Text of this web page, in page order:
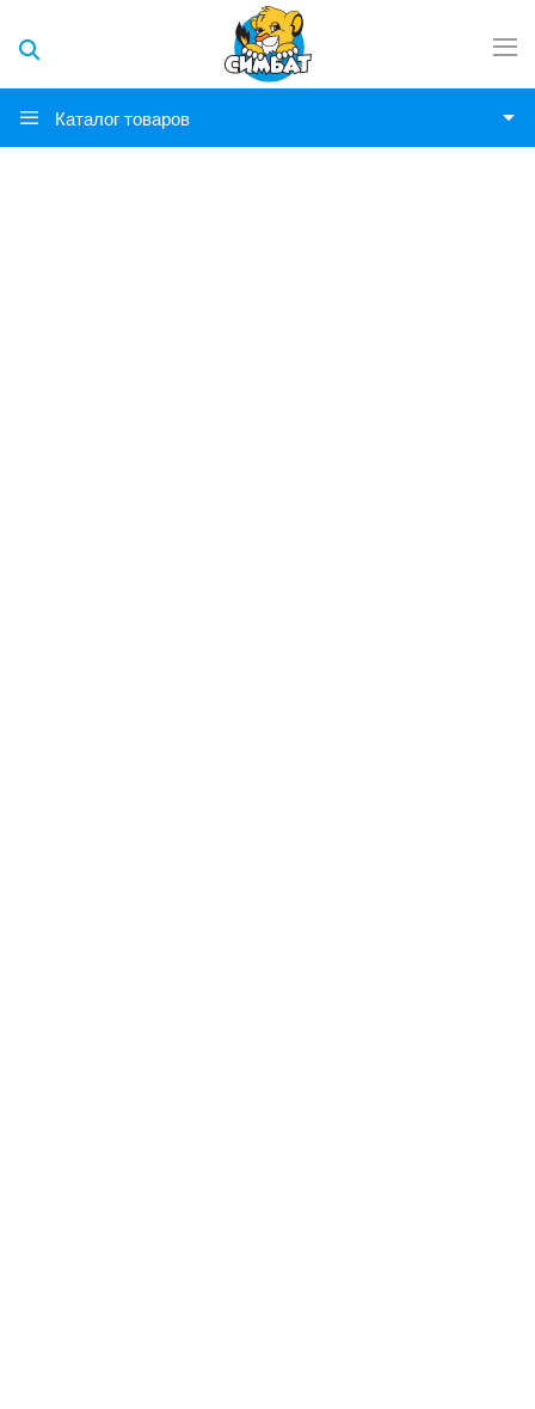
Каталог товаров